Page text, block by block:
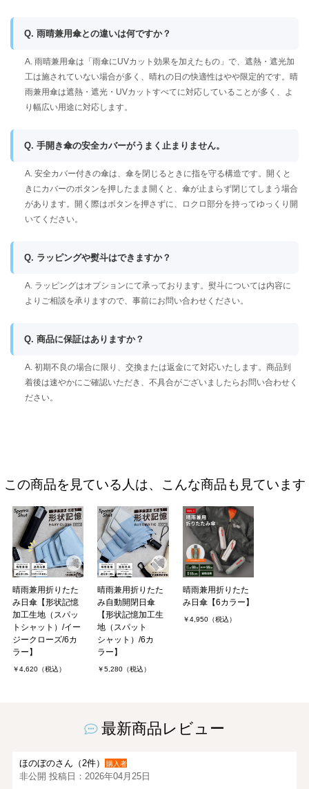
Q. 雨晴兼用傘との違いは何ですか？
A. 雨晴兼用傘は「雨傘にUVカット効果を加えたもの」で、遮熱・遮光加
工は施されていない場合が多く、晴れの日の快適性はやや限定的です。晴
雨兼用傘は遮熱・遮光・UVカットすべてに対応していることが多く、よ
り幅広い用途に対応します。
Q. 手開き傘の安全カバーがうまく止まりません。
A. 安全カバー付きの傘は、傘を閉じるときに指を守る構造です。開くと
きにカバーのボタンを押したまま開くと、傘が止まらず閉じてしまう場合
があります。開く際はボタンを押さずに、ロクロ部分を持ってゆっくり開
いてください。
Q. ラッピングや熨斗はできますか？
A. ラッピングはオプションにて承っております。熨斗については内容に
よりご相談を承りますので、事前にお問い合わせください。
Q. 商品に保証はありますか？
A. 初期不良の場合に限り、交換または返金にて対応いたします。商品到
着後は速やかにご確認いただき、不具合がございましたらお問い合わせく
ださい。
この商品を見ている人は、こんな商品も見ています
晴雨兼用折りたた
み日傘【形状記憶
加工生地（スパッ
トシャット）/イー
ジークローズ/6カ
ラー】
￥4,620（税込）
晴雨兼用折りたた
み自動開閉日傘
【形状記憶加工生
地（スパット
シャット）/6カ
ラー】
￥5,280（税込）
晴雨兼用折りたた
み日傘【6カラー】
￥4,950（税込）
最新商品レビュー
ほのぼのさん（2件） 購入者
非公開 投稿日：2026年04月25日